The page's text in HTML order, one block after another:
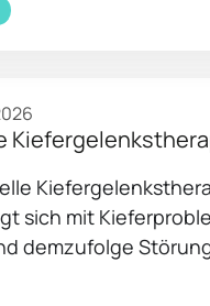
sich mit
demzufolge